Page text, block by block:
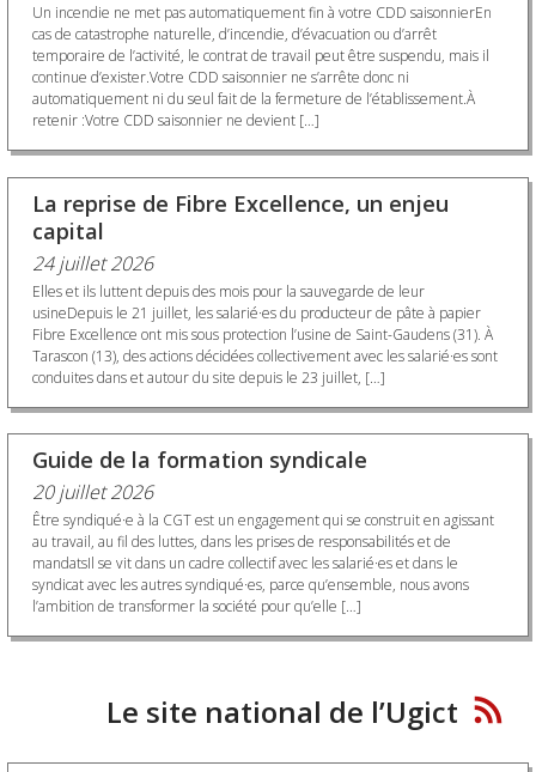
Un incendie ne met pas automatiquement fin à votre CDD saisonnierEn
cas de catastrophe naturelle, d’incendie, d’évacuation ou d’arrêt
temporaire de l’activité, le contrat de travail peut être suspendu, mais il
continue d’exister.Votre CDD saisonnier ne s’arrête donc ni
automatiquement ni du seul fait de la fermeture de l’établissement.À
retenir :Votre CDD saisonnier ne devient […]
La reprise de Fibre Excellence, un enjeu
capital
24 juillet 2026
Elles et ils luttent depuis des mois pour la sauvegarde de leur
usineDepuis le 21 juillet, les salarié·es du producteur de pâte à papier
Fibre Excellence ont mis sous protection l’usine de Saint-Gaudens (31). À
Tarascon (13), des actions décidées collectivement avec les salarié·es sont
conduites dans et autour du site depuis le 23 juillet, […]
Guide de la formation syndicale
20 juillet 2026
Être syndiqué·e à la CGT est un engagement qui se construit en agissant
au travail, au fil des luttes, dans les prises de responsabilités et de
mandatsIl se vit dans un cadre collectif avec les salarié·es et dans le
syndicat avec les autres syndiqué·es, parce qu’ensemble, nous avons
l’ambition de transformer la société pour qu’elle […]
Le site national de l’Ugict